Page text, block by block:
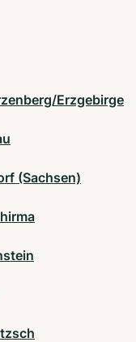
Erzgebirge
(Sachsen)